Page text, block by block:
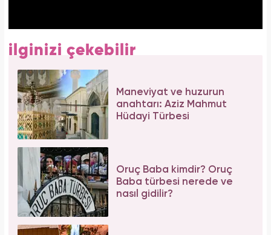
ilginizi çekebilir
Maneviyat ve huzurun
anahtarı: Aziz Mahmut
Hüdayi Türbesi
Oruç Baba kimdir? Oruç
Baba türbesi nerede ve
nasıl gidilir?